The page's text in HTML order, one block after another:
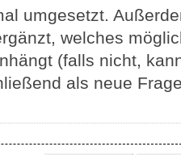
umgesetzt.
welches
(falls nicht,
als neue